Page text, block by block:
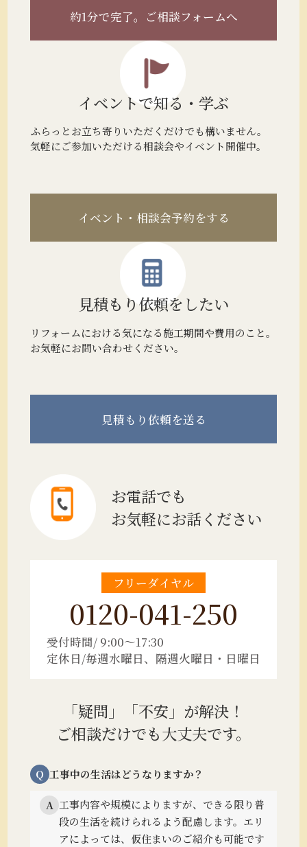
約1分で完了。 ご相談フォームへ
イベントで知る・学ぶ
ふらっとお立ち寄りいただくだけでも構いません。
気軽にご参加いただける相談会やイベント開催中。
イベント・相談会予約をする
見積もり依頼をしたい
リフォームにおける気になる施工期間や費用のこと。
お気軽にお問い合わせください。
見積もり依頼を送る
お電話でも
お気軽にお話ください
フリーダイヤル
0120-041-250
受付時間/ 9:00～17:30
定休日/毎週水曜日、隔週火曜日・日曜日
「疑問」「不安」が解決！
ご相談だけでも大丈夫です。
Q 工事中の生活はどうなりますか？
A 工事内容や規模によりますが、できる限り普
段の生活を続けられるよう配慮します。 エリ
アによっては、仮住まいのご紹介も可能です